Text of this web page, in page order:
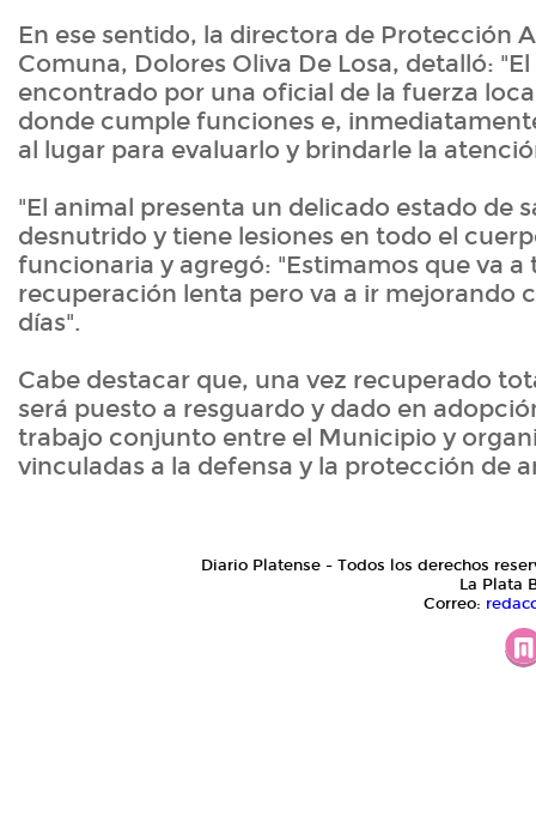
En ese sentido, la directora de Protección
Comuna, Dolores Oliva De Losa, detalló:
encontrado por una oficial de la fuerza
donde cumple funciones e,
al lugar para evaluarlo y brindarle la
"El animal presenta un delicado estado de
desnutrido y tiene lesiones en todo el
funcionaria y agregó: "Estimamos que va a
recuperación lenta pero va a ir mejorando
días".
Cabe destacar que, una vez recuperado
será puesto a resguardo y dado en
trabajo conjunto entre el Municipio y
vinculadas a la defensa y la protección de
Diario Platense - Todos los derechos
La Plata
Correo: